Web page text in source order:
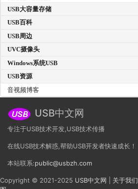
USB大容量存储
USB百科
USB周边
UVC摄像头
Windows系统USB
USB资源
音视频博客
USB中文网
专注于USB技术开发,USB技术传播
在线USB技术解惑,帮助USB开发者快速成长！
本站联系:public@usbzh.com
Copyright © 2021-2025 USB中文网 关于我们